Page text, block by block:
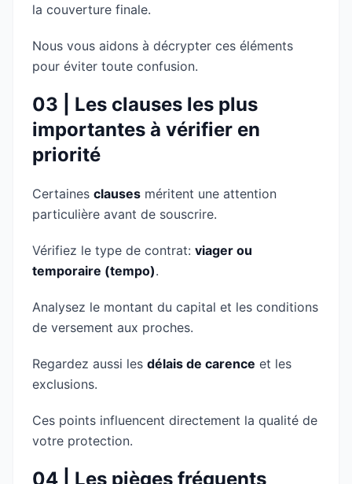
la couverture finale.
Nous vous aidons à décrypter ces éléments
pour éviter toute confusion.
03 | Les clauses les plus
importantes à vérifier en
priorité
Certaines clauses méritent une attention
particulière avant de souscrire.
Vérifiez le type de contrat: viager ou
temporaire (tempo).
Analysez le montant du capital et les conditions
de versement aux proches.
Regardez aussi les délais de carence et les
exclusions.
Ces points influencent directement la qualité de
votre protection.
04 | Les pièges fréquents